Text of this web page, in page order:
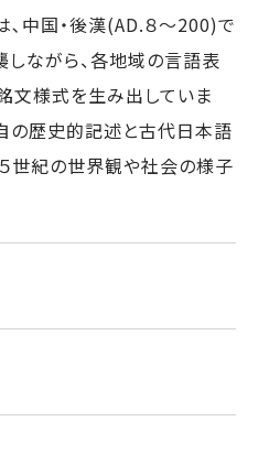
中国・後漢(AD.８～200)で
ながら、各地域の言語表
文様式を生み出していま
の歴史的記述と古代日本語
世紀の世界観や社会の様子